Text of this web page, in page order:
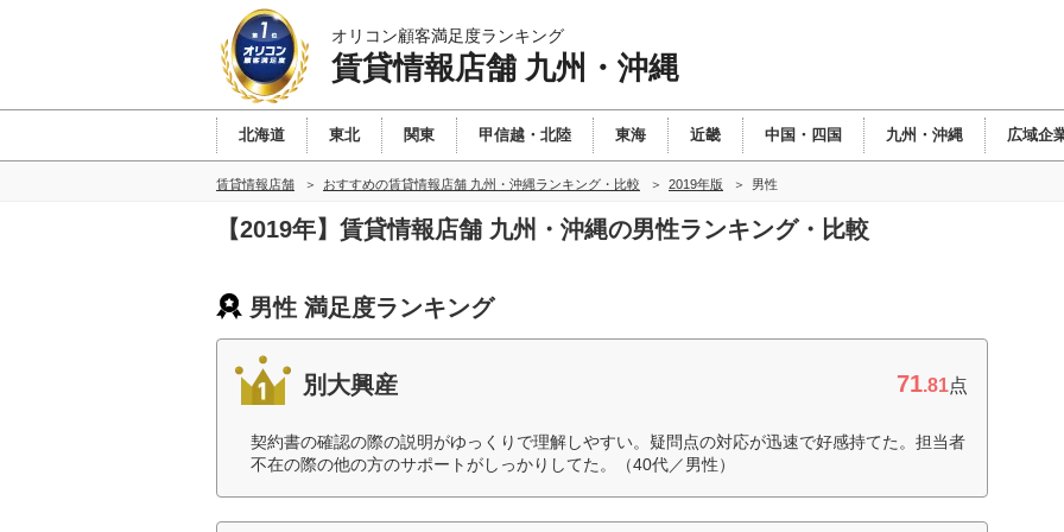
オリコン顧客満足度ランキング
賃貸情報店舗 九州・沖縄
北海道 東北 関東 甲信越・北陸 東海 近畿 中国・四国 九州・沖縄 広域企
賃貸情報店舗 おすすめの賃貸情報店舗 九州・沖縄ランキング・比較 2019年版 男性
【2019年】賃貸情報店舗 九州・沖縄の男性ランキング・比較
男性 満足度ランキング
別大興産 71.81点
契約書の確認の際の説明がゆっくりで理解しやすい。疑問点の対応が迅速で好感持てた。担当者
不在の際の他の方のサポートがしっかりしてた。（40代／男性）